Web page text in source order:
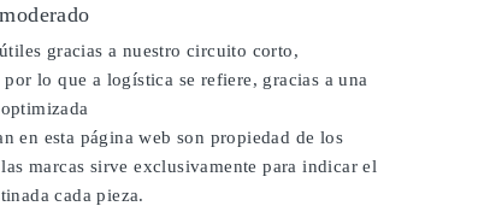
gracias a nuestro circuito corto,
por lo que a logística se refiere, gracias a una
en esta página web son propiedad de los
marcas sirve exclusivamente para indicar el
cada pieza.